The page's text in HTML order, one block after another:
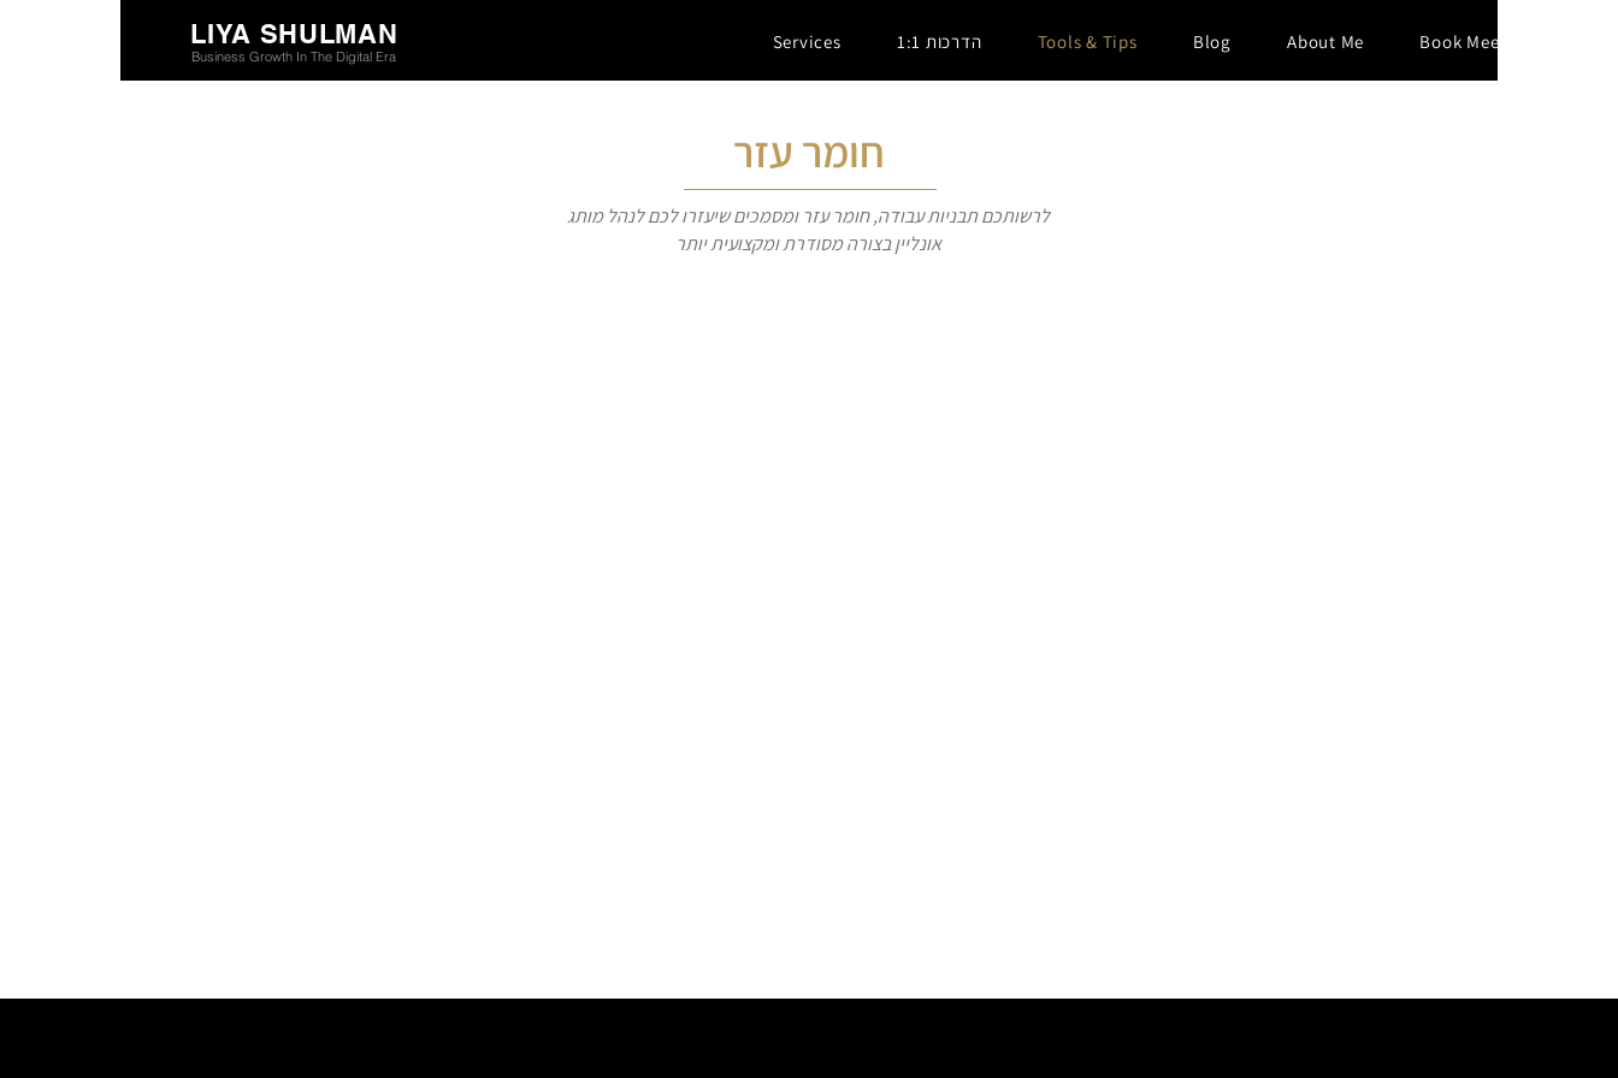
LIYA SHULMAN
Business Growth In The Digital Era
Services הדרכות 1:1 Tools & Tips Blog About Me Book Meeting
חומר עזר
לרשותכם תבניות עבודה, חומר עזר ומסמכים שיעזרו לכם לנהל מותג
אונליין בצורה מסודרת ומקצועית יותר